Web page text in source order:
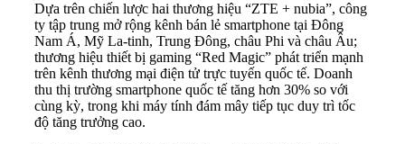
Dựa trên chiến lược hai thương hiệu “ZTE + nubia”, công
ty tập trung mở rộng kênh bán lẻ smartphone tại Đông
Nam Á, Mỹ La-tinh, Trung Đông, châu Phi và châu Âu;
thương hiệu thiết bị gaming “Red Magic” phát triển mạnh
trên kênh thương mại điện tử trực tuyến quốc tế. Doanh
thu thị trường smartphone quốc tế tăng hơn 30% so với
cùng kỳ, trong khi máy tính đám mây tiếp tục duy trì tốc
độ tăng trưởng cao.